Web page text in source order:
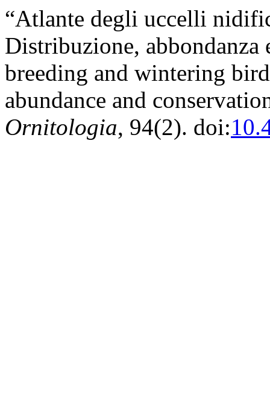
“Atlante degli uccelli
Distribuzione, abbondanza
breeding and wintering
abundance and
Ornitologia, 94(2). doi: